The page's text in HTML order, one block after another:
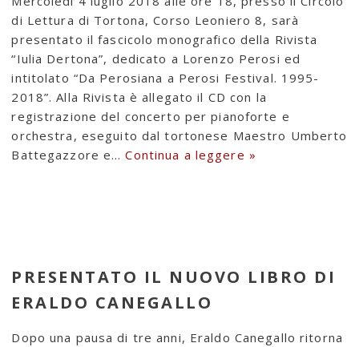
di Lettura di Tortona, Corso Leoniero 8, sarà
presentato il fascicolo monografico della Rivista
“Iulia Dertona”, dedicato a Lorenzo Perosi ed
intitolato “Da Perosiana a Perosi Festival. 1995-
2018”. Alla Rivista è allegato il CD con la
registrazione del concerto per pianoforte e
orchestra, eseguito dal tortonese Maestro Umberto
Battegazzore e…Continua a leggere »
PRESENTATO IL NUOVO LIBRO DI
ERALDO CANEGALLO
Dopo una pausa di tre anni, Eraldo Canegallo ritorna